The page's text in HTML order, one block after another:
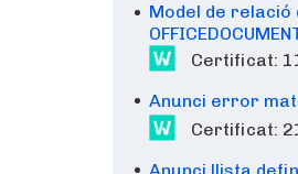
Model de relació
Certificat:
Anunci error
Certificat:
Anunci llista